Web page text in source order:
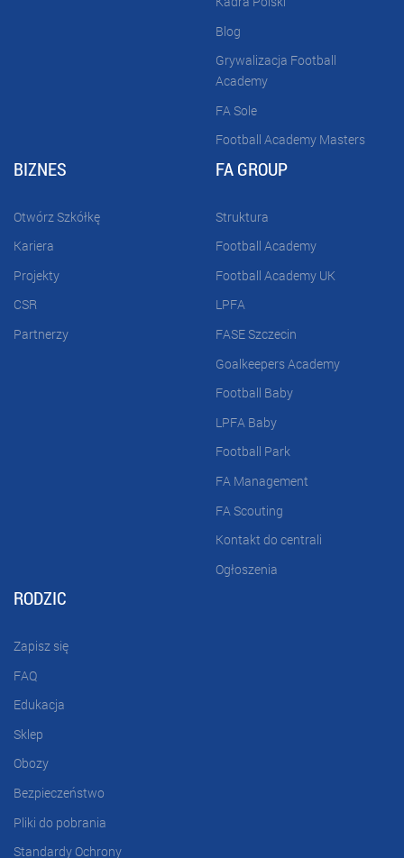
Blog
Grywalizacja Football
Academy
FA Sole
Football Academy Masters
BIZNES
Otwórz Szkółkę
Kariera
Projekty
CSR
Partnerzy
FA GROUP
Struktura
Football Academy
Football Academy UK
LPFA
FASE Szczecin
Goalkeepers Academy
Football Baby
LPFA Baby
Football Park
FA Management
FA Scouting
Kontakt do centrali
Ogłoszenia
RODZIC
Zapisz się
FAQ
Edukacja
Sklep
Obozy
Bezpieczeństwo
Pliki do pobrania
Standardy Ochrony